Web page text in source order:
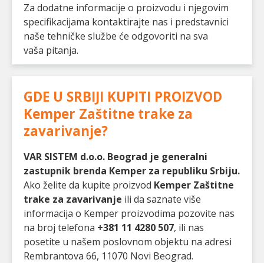
Za dodatne informacije o proizvodu i njegovim
specifikacijama kontaktirajte nas i predstavnici
naše tehničke službe će odgovoriti na sva
vaša pitanja.
GDE U SRBIJI KUPITI PROIZVOD
Kemper Zaštitne trake za
zavarivanje?
VAR SISTEM d.o.o. Beograd je generalni
zastupnik brenda Kemper za republiku Srbiju.
Ako želite da kupite proizvod Kemper Zaštitne
trake za zavarivanje ili da saznate više
informacija o Kemper proizvodima pozovite nas
na broj telefona +381 11 4280 507, ili nas
posetite u našem poslovnom objektu na adresi
Rembrantova 66, 11070 Novi Beograd.